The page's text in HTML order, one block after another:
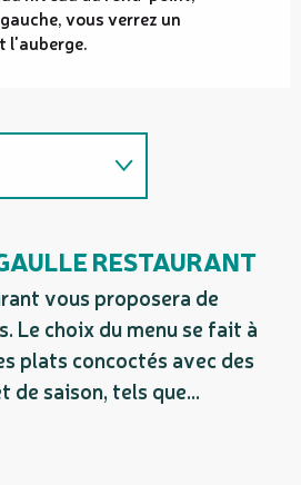
vous verrez un
l'auberge.
RESTAURANT
vous proposera de
Le choix du menu se fait à
plats concoctés avec des
de saison, tels que...